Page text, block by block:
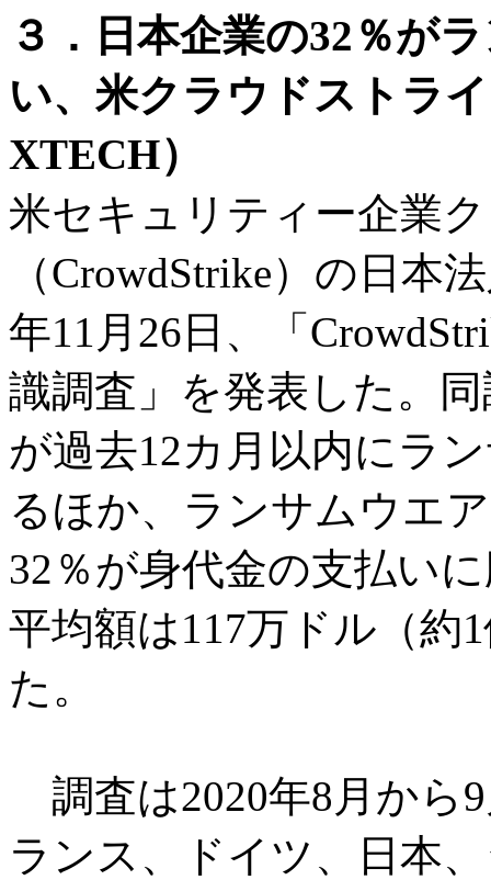
３．日本企業の32％が
い、米クラウドストラ
XTECH）
米セキュリティー企業
（CrowdStrike）の日本
年11月26日、「
識調査」を発表した。
が過去12カ月以内にラ
るほか、ランサムウエ
32％が身代金の支払い
平均額は117万ドル（約
た。
調査は2020年8月から
ランス、ドイツ、日本